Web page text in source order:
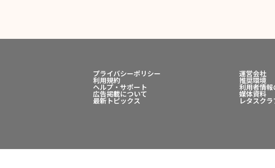
プライバシーポリシー
利用規約
ヘルプ・サポート
広告掲載について
最新トピックス
運営会社
推奨環境
利用者情
媒体資料
レタスク